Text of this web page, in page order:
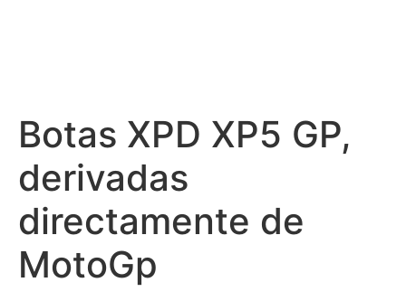
Botas XPD XP5 GP,
derivadas
directamente de
MotoGp